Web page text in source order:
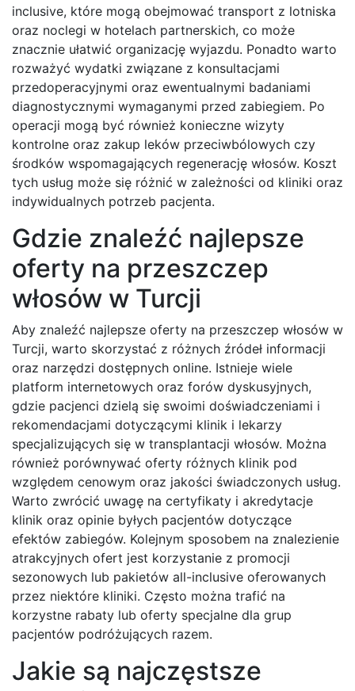
inclusive, które mogą obejmować transport z lotniska
oraz noclegi w hotelach partnerskich, co może
znacznie ułatwić organizację wyjazdu. Ponadto warto
rozważyć wydatki związane z konsultacjami
przedoperacyjnymi oraz ewentualnymi badaniami
diagnostycznymi wymaganymi przed zabiegiem. Po
operacji mogą być również konieczne wizyty
kontrolne oraz zakup leków przeciwbólowych czy
środków wspomagających regenerację włosów. Koszt
tych usług może się różnić w zależności od kliniki oraz
indywidualnych potrzeb pacjenta.
Gdzie znaleźć najlepsze
oferty na przeszczep
włosów w Turcji
Aby znaleźć najlepsze oferty na przeszczep włosów w
Turcji, warto skorzystać z różnych źródeł informacji
oraz narzędzi dostępnych online. Istnieje wiele
platform internetowych oraz forów dyskusyjnych,
gdzie pacjenci dzielą się swoimi doświadczeniami i
rekomendacjami dotyczącymi klinik i lekarzy
specjalizujących się w transplantacji włosów. Można
również porównywać oferty różnych klinik pod
względem cenowym oraz jakości świadczonych usług.
Warto zwrócić uwagę na certyfikaty i akredytacje
klinik oraz opinie byłych pacjentów dotyczące
efektów zabiegów. Kolejnym sposobem na znalezienie
atrakcyjnych ofert jest korzystanie z promocji
sezonowych lub pakietów all-inclusive oferowanych
przez niektóre kliniki. Często można trafić na
korzystne rabaty lub oferty specjalne dla grup
pacjentów podróżujących razem.
Jakie są najczęstsze